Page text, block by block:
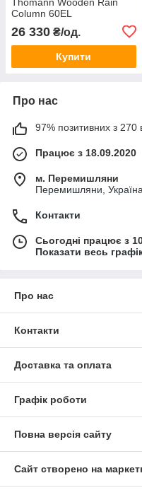
Column 60EL
26 330 ₴/од.
Купити
Про нас
97% позитивних з 270
Працює з 18.09.2020
м. Перемишляни
Перемишляни, Україна
Контакти
Сьогодні працює з
Показати весь
Про нас
Контакти
Доставка та оплата
Графік роботи
Повна версія сайту
Сайт створено на